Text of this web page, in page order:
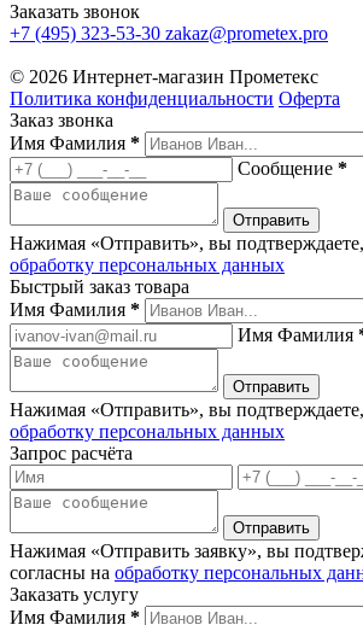
Заказать звонок
+7 (495) 323-53-30 zakaz@prometex.pro
© 2026 Интернет-магазин Прометекс
Политика конфиденциальности Оферта
Заказ звонка
Имя Фамилия *
Сообщение *
Нажимая «Отправить», вы
обработку персональных данных
Быстрый заказ товара
Имя Фамилия *
Имя Фамилия
Нажимая «Отправить», вы
обработку персональных данных
Запрос расчёта
Нажимая «Отправить заявку», вы
согласны на обработку персональных
Заказать услугу
Имя Фамилия *